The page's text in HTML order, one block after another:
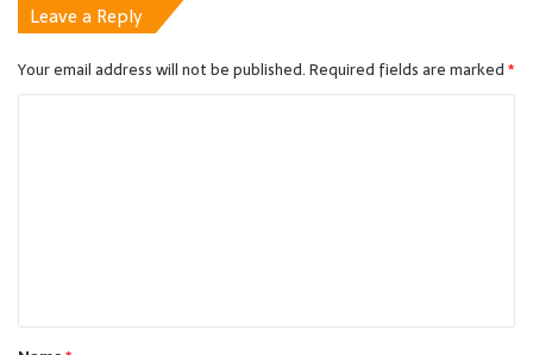
Leave a Reply
Your email address will not be published.Required fields are marked*
t